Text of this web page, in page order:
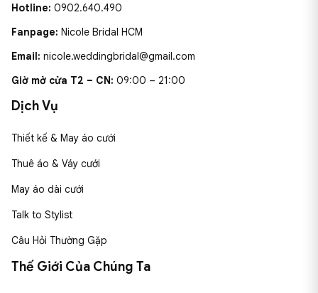
Hotline: 0902.640.490
Fanpage: Nicole Bridal HCM
Email: nicole.weddingbridal@gmail.com
Giờ mở cửa T2 – CN: 09:00 – 21:00
Dịch Vụ
Thiết kế & May áo cưới
Thuê áo & Váy cưới
May áo dài cưới
Talk to Stylist
Câu Hỏi Thường Gặp
Thế Giới Của Chúng Ta